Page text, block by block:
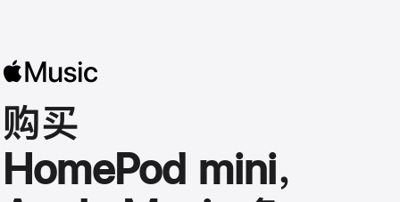
购买
HomePod mini，